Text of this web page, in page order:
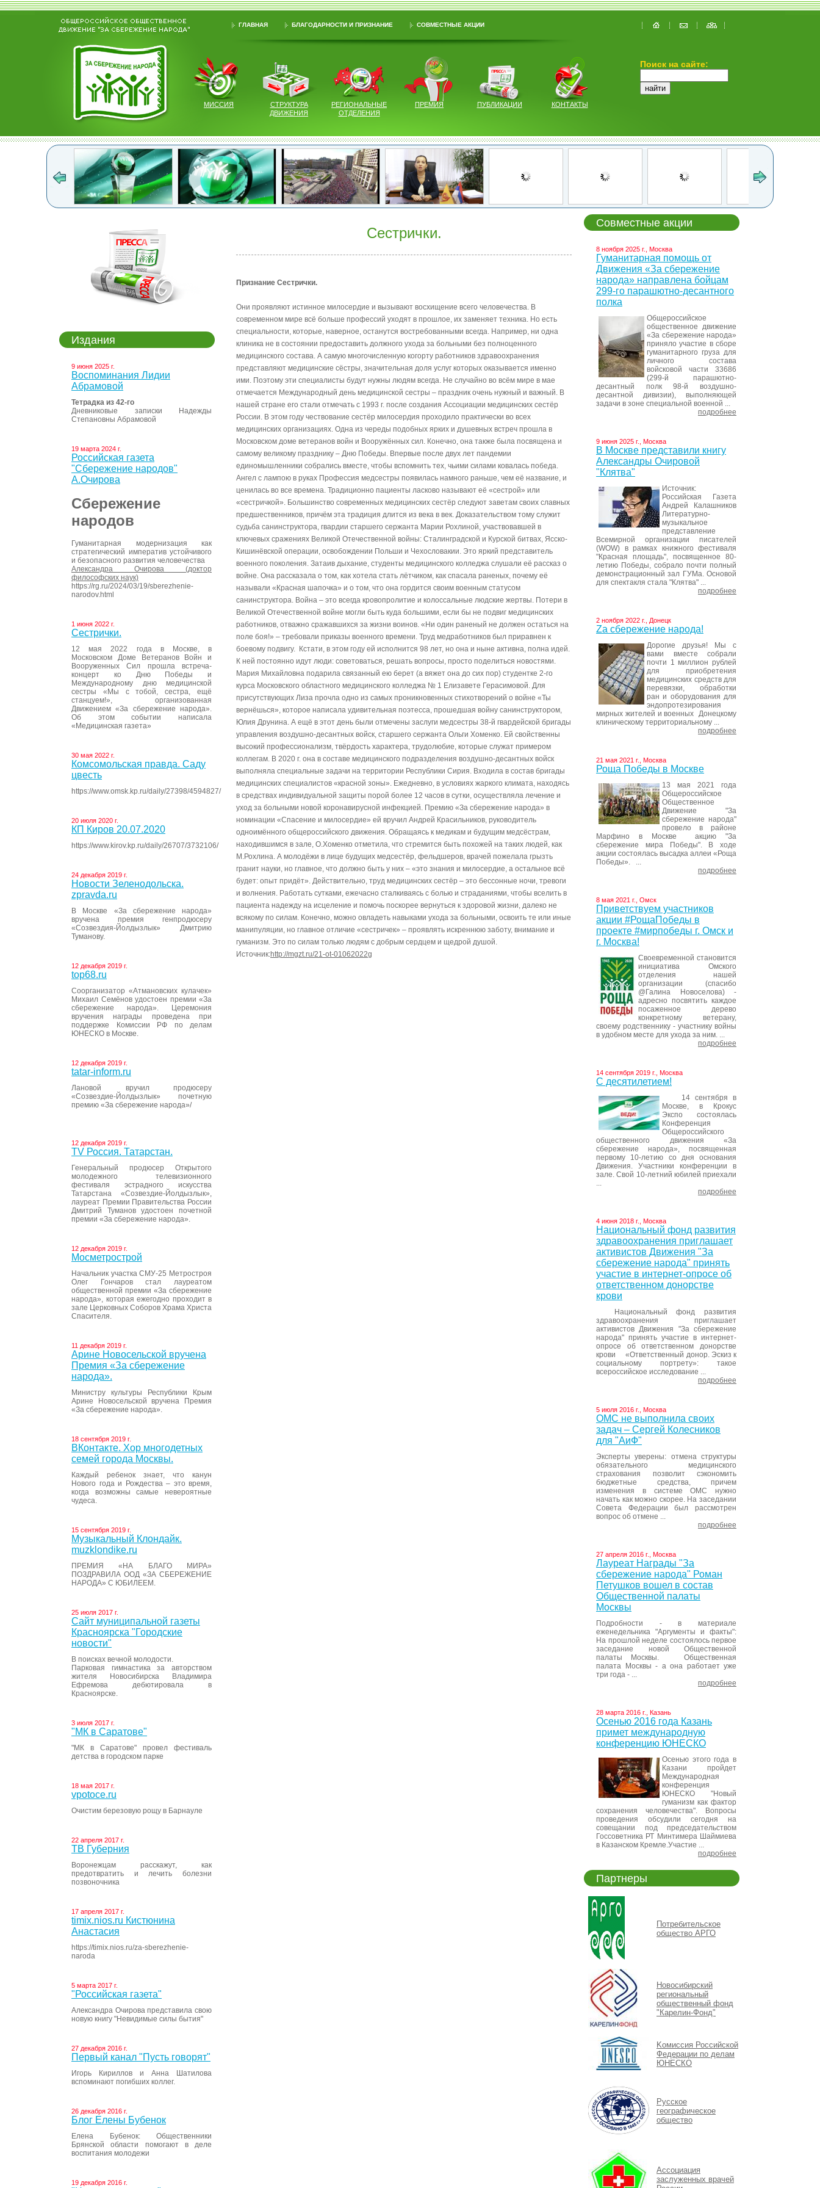
ГЛАВНАЯ БЛАГОДАРНОСТИ И ПРИЗНАНИЕ СОВМЕСТНЫЕ АКЦИИ
МИССИЯ
СТРУКТУРА
ДВИЖЕНИЯ
РЕГИОНАЛЬНЫЕ
ОТДЕЛЕНИЯ
ПРЕМИЯ ПУБЛИКАЦИИ КОНТАКТЫ
Поиск на сайте:
Издания
9 июня 2025 г.
Воспоминания Лидии
Абрамовой
Тетрадка из 42-го
Дневниковые записки Надежды
Степановны Абрамовой
19 марта 2024 г.
Российская газета
"Сбережение народов"
А.Очирова
Сбережение
народов
Гуманитарная модернизация как
стратегический императив устойчивого
и безопасного развития человечества
Александра Очирова (доктор
философских наук)
https://rg.ru/2024/03/19/sberezhenie-
narodov.html
1 июня 2022 г.
Сестрички.
12 мая 2022 года в Москве, в
Московском Доме Ветеранов Войн и
Вооруженных Сил прошла встреча-
концерт ко Дню Победы и
Международному дню медицинской
сестры «Мы с тобой, сестра, ещё
станцуем!», организованная
Движением «За сбережение народа».
Об этом событии написала
«Медицинская газета»
30 мая 2022 г.
Комсомольская правда. Саду
цвесть
https://www.omsk.kp.ru/daily/27398/4594827/
20 июля 2020 г.
КП Киров 20.07.2020
https://www.kirov.kp.ru/daily/26707/3732106/
24 декабря 2019 г.
Новости Зеленодольска.
zpravda.ru
В Москве «За сбережение народа»
вручена премия генпродюсеру
«Созвездия-Йолдызлык» Дмитрию
Туманову.
12 декабря 2019 г.
top68.ru
Соорганизатор «Атмановских кулачек»
Михаил Семёнов удостоен премии «За
сбережение народа». Церемония
вручения награды проведена при
поддержке Комиссии РФ по делам
ЮНЕСКО в Москве.
12 декабря 2019 г.
tatar-inform.ru
Лановой вручил продюсеру
«Созвездие-Йолдызлык» почетную
премию «За сбережение народа»/
12 декабря 2019 г.
ТV Россия. Татарстан.
Генеральный продюсер Открытого
молодежного телевизионного
фестиваля эстрадного искусства
Татарстана «Созвездие-Йолдызлык»,
лауреат Премии Правительства России
Дмитрий Туманов удостоен почетной
премии «За сбережение народа».
12 декабря 2019 г.
Мосметрострой
Начальник участка СМУ-25 Метростроя
Олег Гончаров стал лауреатом
общественной премии «За сбережение
народа», которая ежегодно проходит в
зале Церковных Соборов Храма Христа
Спасителя.
11 декабря 2019 г.
Арине Новосельской вручена
Премия «За сбережение
народа».
Министру культуры Республики Крым
Арине Новосельской вручена Премия
«За сбережение народа».
18 сентября 2019 г.
ВКонтакте. Хор многодетных
семей города Москвы.
Каждый ребенок знает, что канун
Нового года и Рождества – это время,
когда возможны самые невероятные
чудеса.
15 сентября 2019 г.
Музыкальный Клондайк.
muzklondike.ru
ПРЕМИЯ «НА БЛАГО МИРА»
ПОЗДРАВИЛА ООД «ЗА СБЕРЕЖЕНИЕ
НАРОДА» С ЮБИЛЕЕМ.
25 июля 2017 г.
Сайт муниципальной газеты
Красноярска "Городские
новости"
В поисках вечной молодости.
Парковая гимнастика за авторством
жителя Новосибирска Владимира
Ефремова дебютировала в
Красноярске.
3 июля 2017 г.
"МК в Саратове"
"МК в Саратове" провел фестиваль
детства в городском парке
18 мая 2017 г.
vpotoce.ru
Очистим березовую рощу в Барнауле
22 апреля 2017 г.
ТВ Губерния
Воронежцам расскажут, как
предотвратить и лечить болезни
позвоночника
17 апреля 2017 г.
timix.nios.ru Кистюнина
Анастасия
https://timix.nios.ru/za-sberezhenie-
naroda
5 марта 2017 г.
"Российская газета"
Александра Очирова представила свою
новую книгу "Невидимые силы бытия"
27 декабря 2016 г.
Первый канал "Пусть говорят"
Игорь Кириллов и Анна Шатилова
вспоминают погибших коллег.
26 декабря 2016 г.
Блог Елены Бубенок
Елена Бубенок: Общественники
Брянской области помогают в деле
воспитания молодежи
19 декабря 2016 г.
Сестрички.
Признание Сестрички.
Они проявляют истинное милосердие и вызывают восхищение всего человечества. В
современном мире всё больше профессий уходят в прошлое, их заменяет техника. Но есть
специальности, которые, наверное, останутся востребованными всегда. Например, ни одна
клиника не в состоянии предоставить должного ухода за больными без полноценного
медицинского состава. А самую многочисленную когорту работников здравоохранения
представляют медицинские сёстры, значительная доля услуг которых оказывается именно
ими. Поэтому эти специалисты будут нужны людям всегда. Не случайно во всём мире в мае
отмечается Международный день медицинской сестры – праздник очень нужный и важный. В
нашей стране его стали отмечать с 1993 г. после создания Ассоциации медицинских сестёр
России. В этом году чествование сестёр милосердия проходило практически во всех
медицинских организациях. Одна из череды подобных ярких и душевных встреч прошла в
Московском доме ветеранов войн и Вооружённых сил. Конечно, она также была посвящена и
самому великому празднику – Дню Победы. Впервые после двух лет пандемии
единомышленники собрались вместе, чтобы вспомнить тех, чьими силами ковалась победа.
Ангел с лампою в руках Профессия медсестры появилась намного раньше, чем её название, и
ценилась во все времена. Традиционно пациенты ласково называют её «сестрой» или
«сестричкой». Большинство современных медицинских сестёр следуют заветам своих славных
предшественников, причём эта традиция длится из века в век. Доказательством тому служит
судьба санинструктора, гвардии старшего сержанта Марии Рохлиной, участвовавшей в
ключевых сражениях Великой Отечественной войны: Сталинградской и Курской битвах, Ясско-
Кишинёвской операции, освобождении Польши и Чехословакии. Это яркий представитель
военного поколения. Затаив дыхание, студенты медицинского колледжа слушали её рассказ о
войне. Она рассказала о том, как хотела стать лётчиком, как спасала раненых, почему её
называли «Красная шапочка» и о том, что она гордится своим военным статусом
санинструктора. Война – это всегда кровопролитие и колоссальные людские жертвы. Потери в
Великой Отечественной войне могли быть куда большими, если бы не подвиг медицинских
работников, отважно сражавшихся за жизни воинов. «Ни один раненый не должен остаться на
поле боя!» – требовали приказы военного времени. Труд медработников был приравнен к
боевому подвигу. Кстати, в этом году ей исполнится 98 лет, но она и ныне активна, полна идей.
К ней постоянно идут люди: советоваться, решать вопросы, просто поделиться новостями.
Мария Михайловна подарила связанный ею берет (а вяжет она до сих пор) студентке 2-го
курса Московского областного медицинского колледжа № 1 Елизавете Герасимовой. Для
присутствующих Лиза прочла одно из самых проникновенных стихотворений о войне «Ты
вернёшься», которое написала удивительная поэтесса, прошедшая войну санинструктором,
Юлия Друнина. А ещё в этот день были отмечены заслуги медсестры 38-й гвардейской бригады
управления воздушно-десантных войск, старшего сержанта Ольги Хоменко. Ей свойственны
высокий профессионализм, твёрдость характера, трудолюбие, которые служат примером
коллегам. В 2020 г. она в составе медицинского подразделения воздушно-десантных войск
выполняла специальные задачи на территории Республики Сирия. Входила в состав бригады
медицинских специалистов «красной зоны». Ежедневно, в условиях жаркого климата, находясь
в средствах индивидуальной защиты порой более 12 часов в сутки, осуществляла лечение и
уход за больными новой коронавирусной инфекцией. Премию «За сбережение народа» в
номинации «Спасение и милосердие» ей вручил Андрей Красильников, руководитель
одноимённого общероссийского движения. Обращаясь к медикам и будущим медсёстрам,
находившимся в зале, О.Хоменко отметила, что стремится быть похожей на таких людей, как
М.Рохлина. А молодёжи в лице будущих медсестёр, фельдшеров, врачей пожелала грызть
гранит науки, но главное, что должно быть у них – «это знания и милосердие, а остальное всё
будет: опыт придёт». Действительно, труд медицинских сестёр – это бессонные ночи, тревоги
и волнения. Работать сутками, ежечасно сталкиваясь с болью и страданиями, чтобы вселить в
пациента надежду на исцеление и помочь поскорее вернуться к здоровой жизни, далеко не
всякому по силам. Конечно, можно овладеть навыками ухода за больными, освоить те или иные
манипуляции, но главное отличие «сестричек» – проявлять искреннюю заботу, внимание и
гуманизм. Это по силам только людям с добрым сердцем и щедрой душой.
Источник:http://mgzt.ru/21-ot-01062022g
Совместные акции
8 ноября 2025 г., Москва
Гуманитарная помощь от
Движения «За сбережение
народа» направлена бойцам
299-го парашютно-десантного
полка
Общероссийское
общественное движение
«За сбережение народа»
приняло участие в сборе
гуманитарного груза для
личного состава
войсковой части 33686
(299-й парашютно-
десантный полк 98-й воздушно-
десантной дивизии), выполняющей
задачи в зоне специальной военной ...
подробнее
9 июня 2025 г., Москва
В Москве представили книгу
Александры Очировой
"Клятва"
Источник:
Российская Газета
Андрей Калашников
Литературно-
музыкальное
представление
Всемирной организации писателей
(WOW) в рамках книжного фестиваля
"Красная площадь", посвященное 80-
летию Победы, собрало почти полный
демонстрационный зал ГУМа. Основой
для спектакля стала "Клятва" ...
подробнее
2 ноября 2022 г., Донецк
Za сбережение народа!
Дорогие друзья! Мы с
вами вместе собрали
почти 1 миллион рублей
для приобретения
медицинских средств для
перевязки, обработки
ран и оборудования для
эндопротезирования
мирных жителей и военных Донецкому
клиническому территориальному ...
подробнее
21 мая 2021 г., Москва
Роща Победы в Москве
13 мая 2021 года
Общероссийское
Общественное
Движение "За
сбережение народа"
провело в районе
Марфино в Москве акцию "За
сбережение мира Победы". В ходе
акции состоялась высадка аллеи «Роща
Победы». ...
подробнее
8 мая 2021 г., Омск
Приветствуем участников
акции #РощаПобеды в
проекте #мирпобеды г. Омск и
г. Москва!
Своевременной становится
инициатива Омского
отделения нашей
организации (спасибо
@Галина Новоселова) -
адресно посвятить каждое
посаженное дерево
конкретному ветерану,
своему родственнику - участнику войны
в удобном месте для ухода за ним. ...
подробнее
14 сентября 2019 г., Москва
С десятилетием!
14 сентября в
Москве, в Крокус
Экспо состоялась
Конференция
Общероссийского
общественного движения «За
сбережение народа», посвященная
первому 10-летию со дня основания
Движения. Участники конференции в
зале. Свой 10-летний юбилей приехали
...
подробнее
4 июня 2018 г., Москва
Национальный фонд развития
здравоохранения приглашает
активистов Движения "За
сбережение народа" принять
участие в интернет-опросе об
ответственном донорстве
крови
Национальный фонд развития
здравоохранения приглашает
активистов Движения "За сбережение
народа" принять участие в интернет-
опросе об ответственном донорстве
крови «Ответственный донор. Эскиз к
социальному портрету»: такое
всероссийское исследование ...
подробнее
5 июля 2016 г., Москва
ОМС не выполнила своих
задач – Сергей Колесников
для "АиФ"
Эксперты уверены: отмена структуры
обязательного медицинского
страхования позволит сэкономить
бюджетные средства, причем
изменения в системе ОМС нужно
начать как можно скорее. На заседании
Совета Федерации был рассмотрен
вопрос об отмене ...
подробнее
27 апреля 2016 г., Москва
Лауреат Награды "За
сбережение народа" Роман
Петушков вошел в состав
Общественной палаты
Москвы
Подробности - в материале
еженедельника "Аргументы и факты":
На прошлой неделе состоялось первое
заседание новой Общественной
палаты Москвы. Общественная
палата Москвы - а она работает уже
три года - ...
подробнее
28 марта 2016 г., Казань
Осенью 2016 года Казань
примет международную
конференцию ЮНЕСКО
Осенью этого года в
Казани пройдет
Международная
конференция
ЮНЕСКО "Новый
гуманизм как фактор
сохранения человечества". Вопросы
проведения обсудили сегодня на
совещании под председательством
Госсоветника РТ Минтимера Шаймиева
в Казанском Кремле.Участие ...
подробнее
Партнеры
Потребительское
общество АРГО
Новосибирский
региональный
общественный фонд
"Карелин-Фонд"
Kомиссия Российской
Федерации по делам
ЮНЕСКО
Русское
географическое
общество
Ассоциация
заслуженных врачей